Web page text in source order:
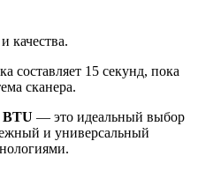
качества.
составляет 15 секунд, пока
сканера.
BTU — это идеальный выбор
и универсальный